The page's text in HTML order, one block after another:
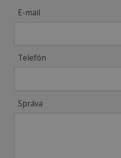
E-mail
Telefón
Správa